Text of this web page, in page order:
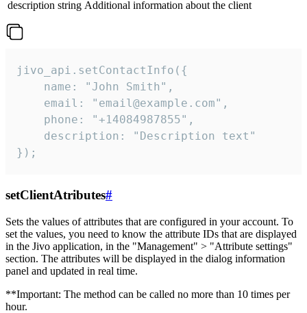
description string Additional information about the client
jivo_api.setContactInfo({
    name: "John Smith",
    email: "email@example.com",
    phone: "+14084987855",
    description: "Description text"
});
setClientAtributes#
Sets the values ​​of attributes that are configured in your account. To
set the values, you need to know the attribute IDs that are displayed
in the Jivo application, in the "Management" > "Attribute settings"
section. The attributes will be displayed in the dialog information
panel and updated in real time.
**Important: The method can be called no more than 10 times per
hour.